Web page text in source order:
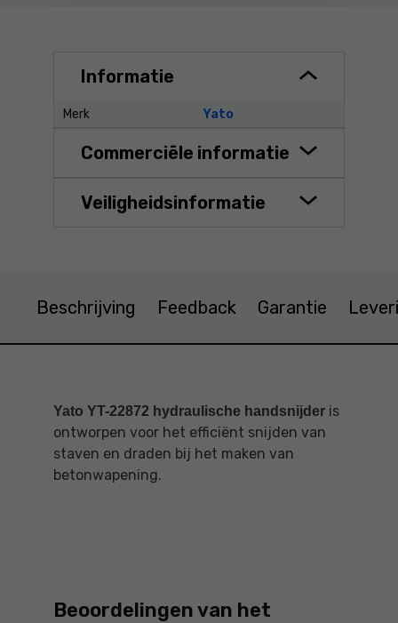
Informatie
Merk Yato
Commerciële informatie
Veiligheidsinformatie
Beschrijving Feedback Garantie
Yato YT-22872 hydraulische handsnijder is
ontworpen voor het efficiënt snijden van
staven en draden bij het maken van
betonwapening.
Beoordelingen van het